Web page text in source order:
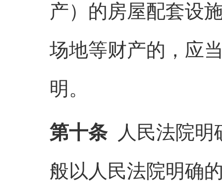
产）的房屋配套设
场地等财产的，应
明。
第十条
人民法院
般以人民法院明确